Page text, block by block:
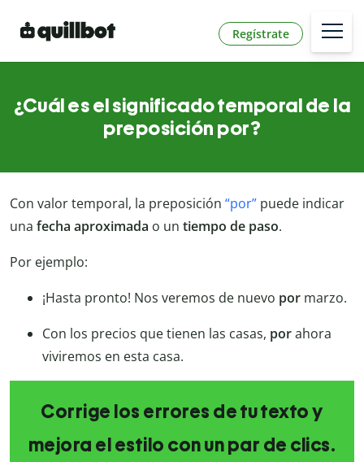
Regístrate
¿Cuál es el significado temporal de la
preposición por?
Con valor temporal, la preposición “por” puede indicar
una fecha aproximada o un tiempo de paso.
Por ejemplo:
¡Hasta pronto! Nos veremos de nuevo por marzo.
Con los precios que tienen las casas, porahora
viviremos en esta casa.
Corrige los errores de tu texto y
mejora el estilo con un par de clics.